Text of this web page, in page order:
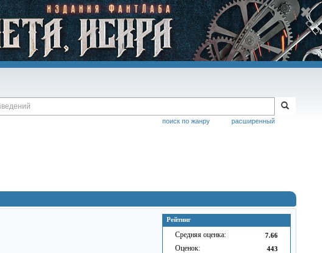
расширенный
поиск по жанру
Рейтинг
Средняя оценка: 7.66
Оценок: 443